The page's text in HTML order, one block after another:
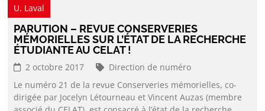
U. Laval
PARUTION – REVUE CONSERVERIES
MÉMORIELLES SUR L’ÉTAT DE LA RECHERCHE
ÉTUDIANTE AU CELAT !
2 octobre 2017
Direction de numéro
Le numéro 21 de la revue Conserveries mémorielles, co-
dirigée par Jocelyn Létourneau et Vincent Auzas (membre